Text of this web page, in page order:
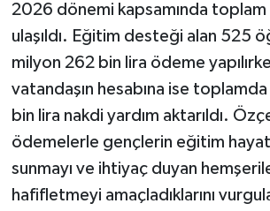
2026 dönemi kapsamında toplam
ulaşıldı. Eğitim desteği alan 525
milyon 262 bin lira ödeme
vatandaşın hesabına ise
bin lira nakdi yardım aktarıldı.
ödemelerle gençlerin eğitim
sunmayı ve ihtiyaç duyan
hafifletmeyi amaçladıklarını